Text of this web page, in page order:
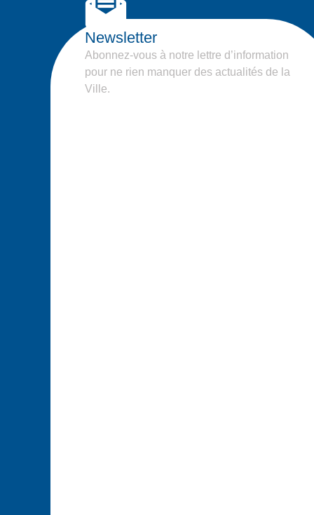
Newsletter
Abonnez-vous à notre lettre d’information
pour ne rien manquer des actualités de la
Ville.